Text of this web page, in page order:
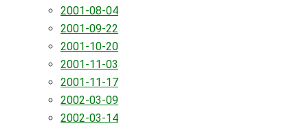
2001-08-04
2001-09-22
2001-10-20
2001-11-03
2001-11-17
2002-03-09
2002-03-14